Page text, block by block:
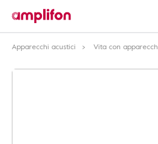
Apparecchi acustici
Vita con